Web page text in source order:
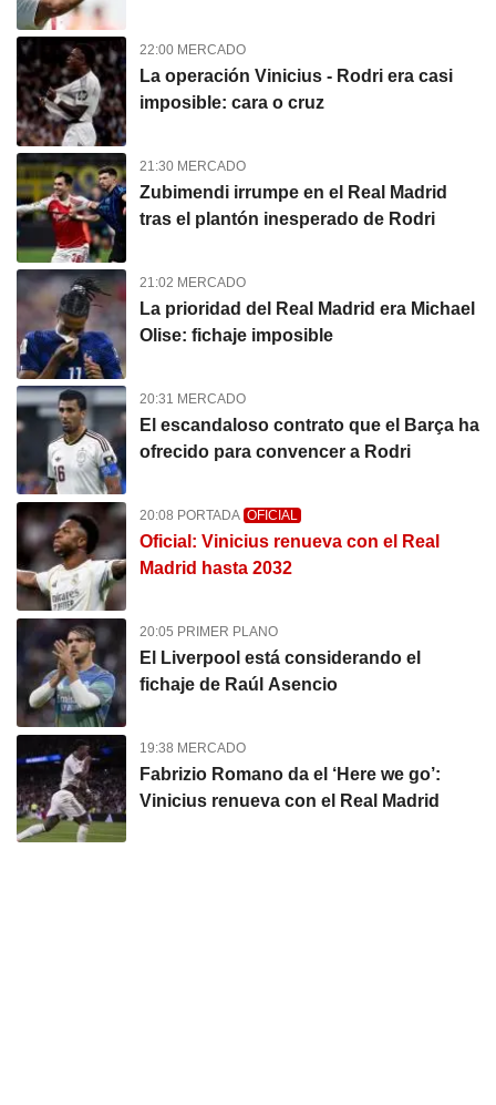
22:00 MERCADO
La operación Vinicius - Rodri era casi
imposible: cara o cruz
21:30 MERCADO
Zubimendi irrumpe en el Real Madrid
tras el plantón inesperado de Rodri
21:02 MERCADO
La prioridad del Real Madrid era Michael
Olise: fichaje imposible
20:31 MERCADO
El escandaloso contrato que el Barça ha
ofrecido para convencer a Rodri
20:08 PORTADA OFICIAL
Oficial: Vinicius renueva con el Real
Madrid hasta 2032
20:05 PRIMER PLANO
El Liverpool está considerando el
fichaje de Raúl Asencio
19:38 MERCADO
Fabrizio Romano da el ‘Here we go’:
Vinicius renueva con el Real Madrid